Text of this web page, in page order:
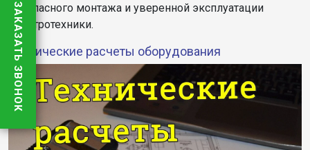
безопасного монтажа и уверенной эксплуатации
электротехники.
Технические расчеты оборудования
ЗАКАЗАТЬ ЗВОНОК